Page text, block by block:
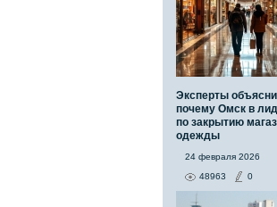
Эксперты
почему Омск в
по закрытию
одежды
24 февраля 2026
48963
0